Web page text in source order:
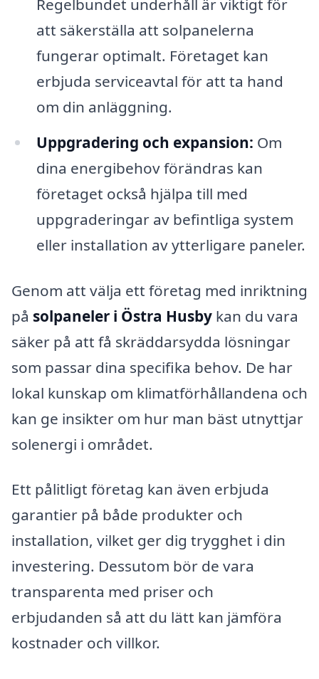
Regelbundet underhåll är viktigt för
att säkerställa att solpanelerna
fungerar optimalt. Företaget kan
erbjuda serviceavtal för att ta hand
om din anläggning.
Uppgradering och expansion: Om
dina energibehov förändras kan
företaget också hjälpa till med
uppgraderingar av befintliga system
eller installation av ytterligare paneler.
Genom att välja ett företag med inriktning
på solpaneler i Östra Husby kan du vara
säker på att få skräddarsydda lösningar
som passar dina specifika behov. De har
lokal kunskap om klimatförhållandena och
kan ge insikter om hur man bäst utnyttjar
solenergi i området.
Ett pålitligt företag kan även erbjuda
garantier på både produkter och
installation, vilket ger dig trygghet i din
investering. Dessutom bör de vara
transparenta med priser och
erbjudanden så att du lätt kan jämföra
kostnader och villkor.